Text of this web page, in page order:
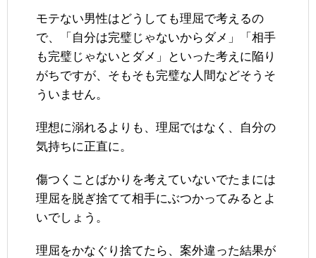
モテない男性はどうしても理屈で考えるの
で、「自分は完璧じゃないからダメ」「相手
も完璧じゃないとダメ」といった考えに陥り
がちですが、そもそも完璧な人間などそうそ
ういません。
理想に溺れるよりも、理屈ではなく、自分の
気持ちに正直に。
傷つくことばかりを考えていないでたまには
理屈を脱ぎ捨てて相手にぶつかってみるとよ
いでしょう。
理屈をかなぐり捨てたら、案外違った結果が